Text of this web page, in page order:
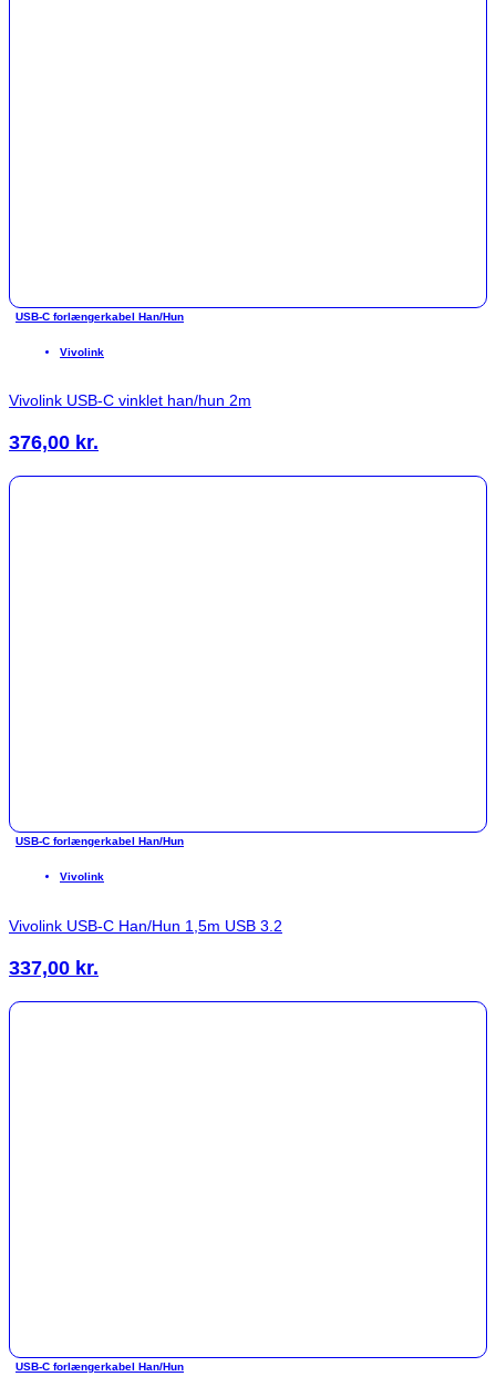
USB-C forlængerkabel Han/Hun
Vivolink
Vivolink USB-C vinklet han/hun 2m
376,00 kr.
USB-C forlængerkabel Han/Hun
Vivolink
Vivolink USB-C Han/Hun 1,5m USB 3.2
337,00 kr.
USB-C forlængerkabel Han/Hun